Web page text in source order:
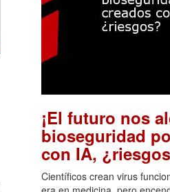
¡El futuro nos
bioseguridad
con IA,
Científicos crean virus